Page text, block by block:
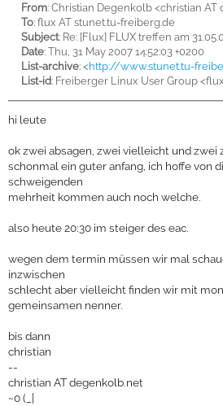
From: Christian Degenkolb <christian AT
To: flux AT stunet.tu-freiberg.de
Subject: Re: [Flux] FLUX treffen am
Date: Thu, 31 May 2007 14:52:03 +0200
List-archive: <http://www.stunet.tu-
List-id: Freiberger Linux User Group
hi leute
ok zwei absagen, zwei vielleicht und zwei
schonmal ein guter anfang, ich hoffe von
schweigenden
mehrheit kommen auch noch welche.
also heute 20:30 im steiger des eac.
wegen dem termin müssen wir mal
inzwischen
schlecht aber vielleicht finden wir mit
gemeinsamen nenner.
bis dann
christian
--
christian AT degenkolb.net
~0 (_|